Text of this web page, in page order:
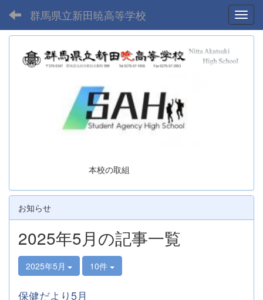
群馬県立新田暁高等学校
本校の取組
お知らせ
2025年5月の記事一覧
2025年5月 10件
保健だより5月